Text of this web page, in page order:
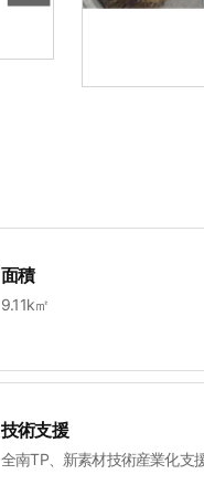
面積
9.11k㎡
技術支援
全南TP、新素材技術産業化支